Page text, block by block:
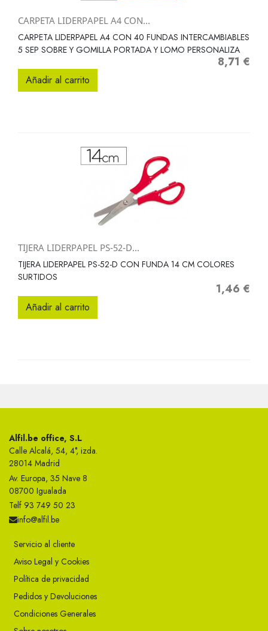
CARPETA LIDERPAPEL A4 CON...
CARPETA LIDERPAPEL A4 CON 40 FUNDAS INTERCAMBIABLES
5 SEP SOBRE Y GOMILLA PORTADA Y LOMO PERSONALIZA
Precio
8,71 €
Añadir al carrito
TIJERA LIDERPAPEL PS-52-D...
TIJERA LIDERPAPEL PS-52-D CON FUNDA 14 CM COLORES
SURTIDOS
Precio
1,46 €
Añadir al carrito
Alfil.be office, S.L
Calle Alcalá, 54, 4°, izda.
28014 Madrid
Av. Europa, 35 Nave 8
08700 Igualada
Telf 93 749 50 23
info@alfil.be
Servicio al cliente
Aviso Legal y Cookies
Política de privacidad
Pedidos y Devoluciones
Condiciones Generales